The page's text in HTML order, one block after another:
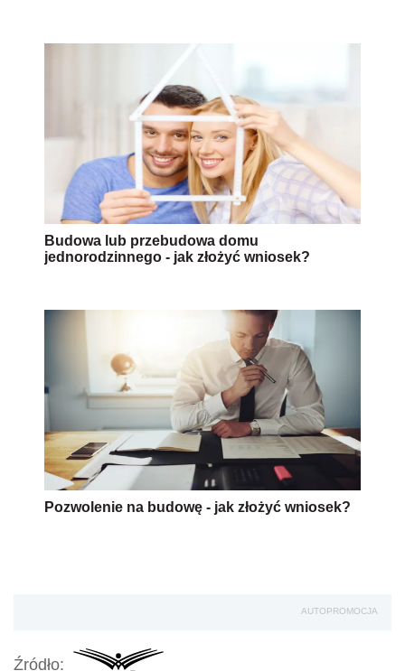
Budowa lub przebudowa domu
jednorodzinnego - jak złożyć wniosek?
Pozwolenie na budowę - jak złożyć wniosek?
AUTOPROMOCJA
Źródło: